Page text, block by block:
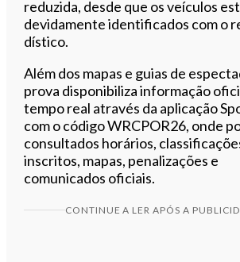
reduzida, desde que os veículos
devidamente identificados com o
dístico.
Além dos mapas e guias de
prova disponibiliza informação
tempo real através da aplicação
com o código WRCPOR26, onde
consultados horários,
inscritos, mapas, penalizações e
comunicados oficiais.
CONTINUE A LER APÓS A